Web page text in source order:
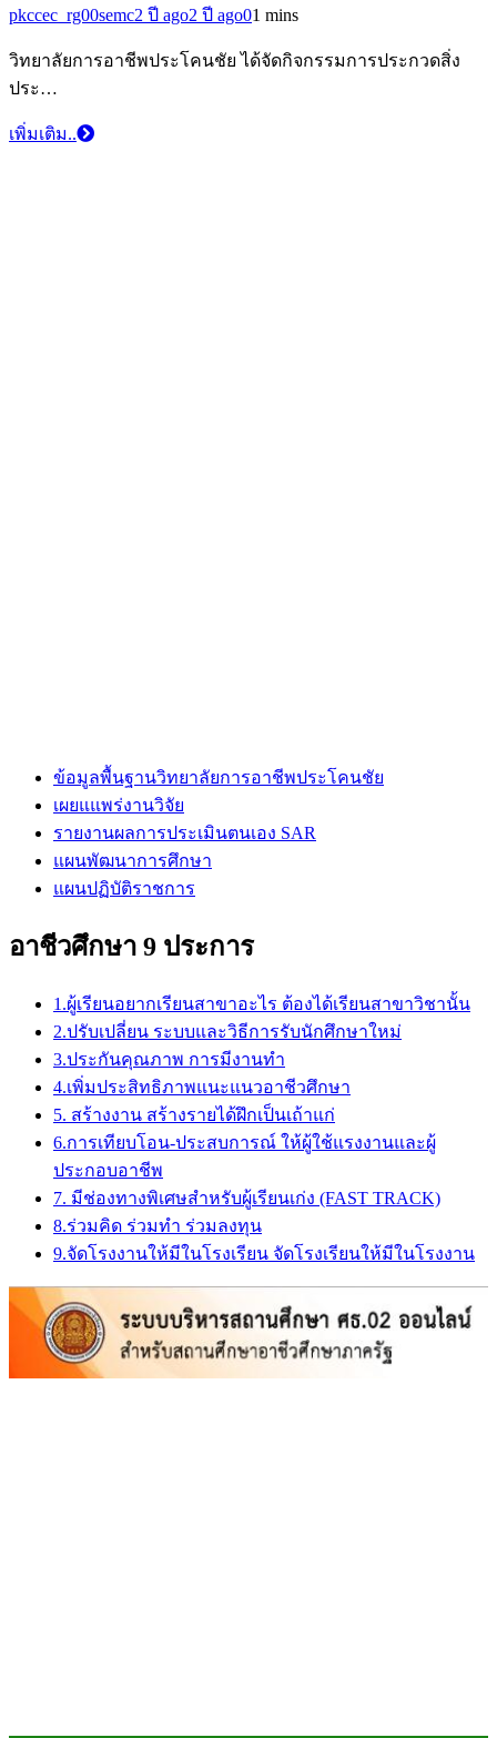
pkccec_rg00semc2 ปี ago2 ปี ago01 mins
วิทยาลัยการอาชีพประโคนชัย ได้จัดกิจกรรมการประกวดสิ่ง
ประ…
เพิ่มเติม..
ข้อมูลพื้นฐานวิทยาลัยการอาชีพประโคนชัย
เผยแแพร่งานวิจัย
รายงานผลการประเมินตนเอง SAR
แผนพัฒนาการศึกษา
แผนปฏิบัติราชการ
อาชีวศึกษา 9 ประการ
1.ผู้เรียนอยากเรียนสาขาอะไร ต้องได้เรียนสาขาวิชานั้น
2.ปรับเปลี่ยน ระบบและวิธีการรับนักศึกษาใหม่
3.ประกันคุณภาพ การมีงานทำ
4.เพิ่มประสิทธิภาพแนะแนวอาชีวศึกษา
5. สร้างงาน สร้างรายได้ฝึกเป็นเถ้าแก่
6.การเทียบโอน-ประสบการณ์ ให้ผู้ใช้แรงงานและผู้
ประกอบอาชีพ
7. มีช่องทางพิเศษสำหรับผู้เรียนเก่ง (FAST TRACK)
8.ร่วมคิด ร่วมทำ ร่วมลงทุน
9.จัดโรงงานให้มีในโรงเรียน จัดโรงเรียนให้มีในโรงงาน